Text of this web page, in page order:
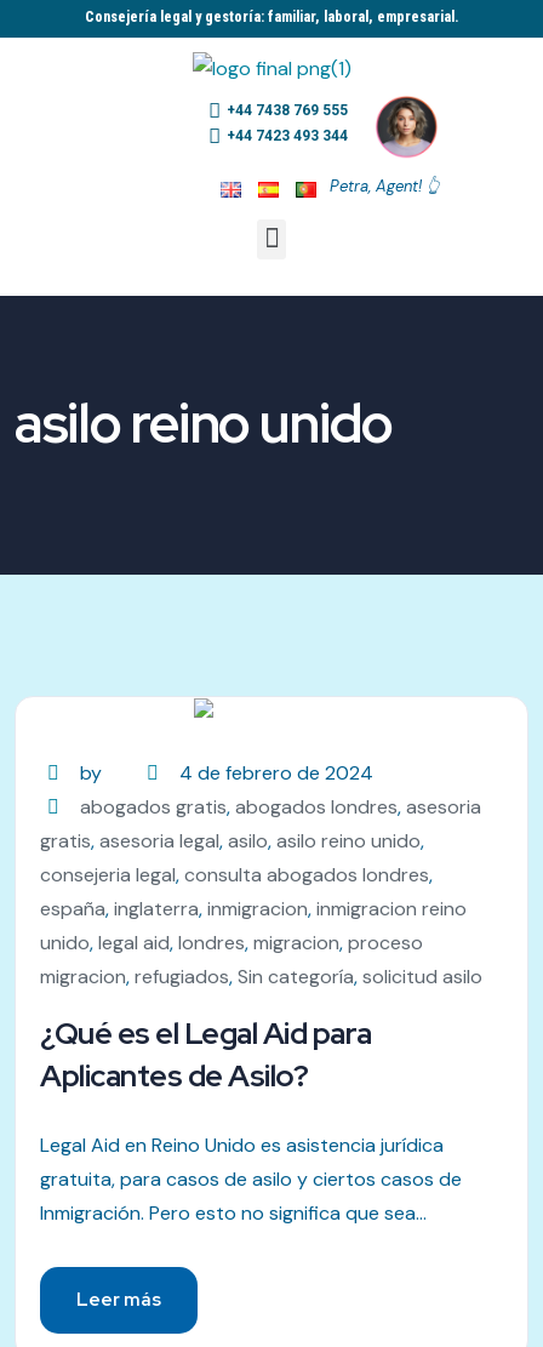
Consejería legal y gestoría: familiar, laboral, empresarial.​
+44 7438 769 555
+44 7423 493 344
Petra, Agent! 👆
asilo reino unido
by
4 de febrero de 2024
abogados gratis,abogados londres,asesoria
gratis,asesoria legal,asilo,asilo reino unido,
consejeria legal,consulta abogados londres,
españa,inglaterra,inmigracion,inmigracion reino
unido,legal aid,londres,migracion,proceso
migracion,refugiados,Sin categoría,solicitud asilo
¿Qué es el Legal Aid para
Aplicantes de Asilo?
Legal Aid en Reino Unido es asistencia jurídica
gratuita, para casos de asilo y ciertos casos de
Inmigración. Pero esto no significa que sea...
Leer más